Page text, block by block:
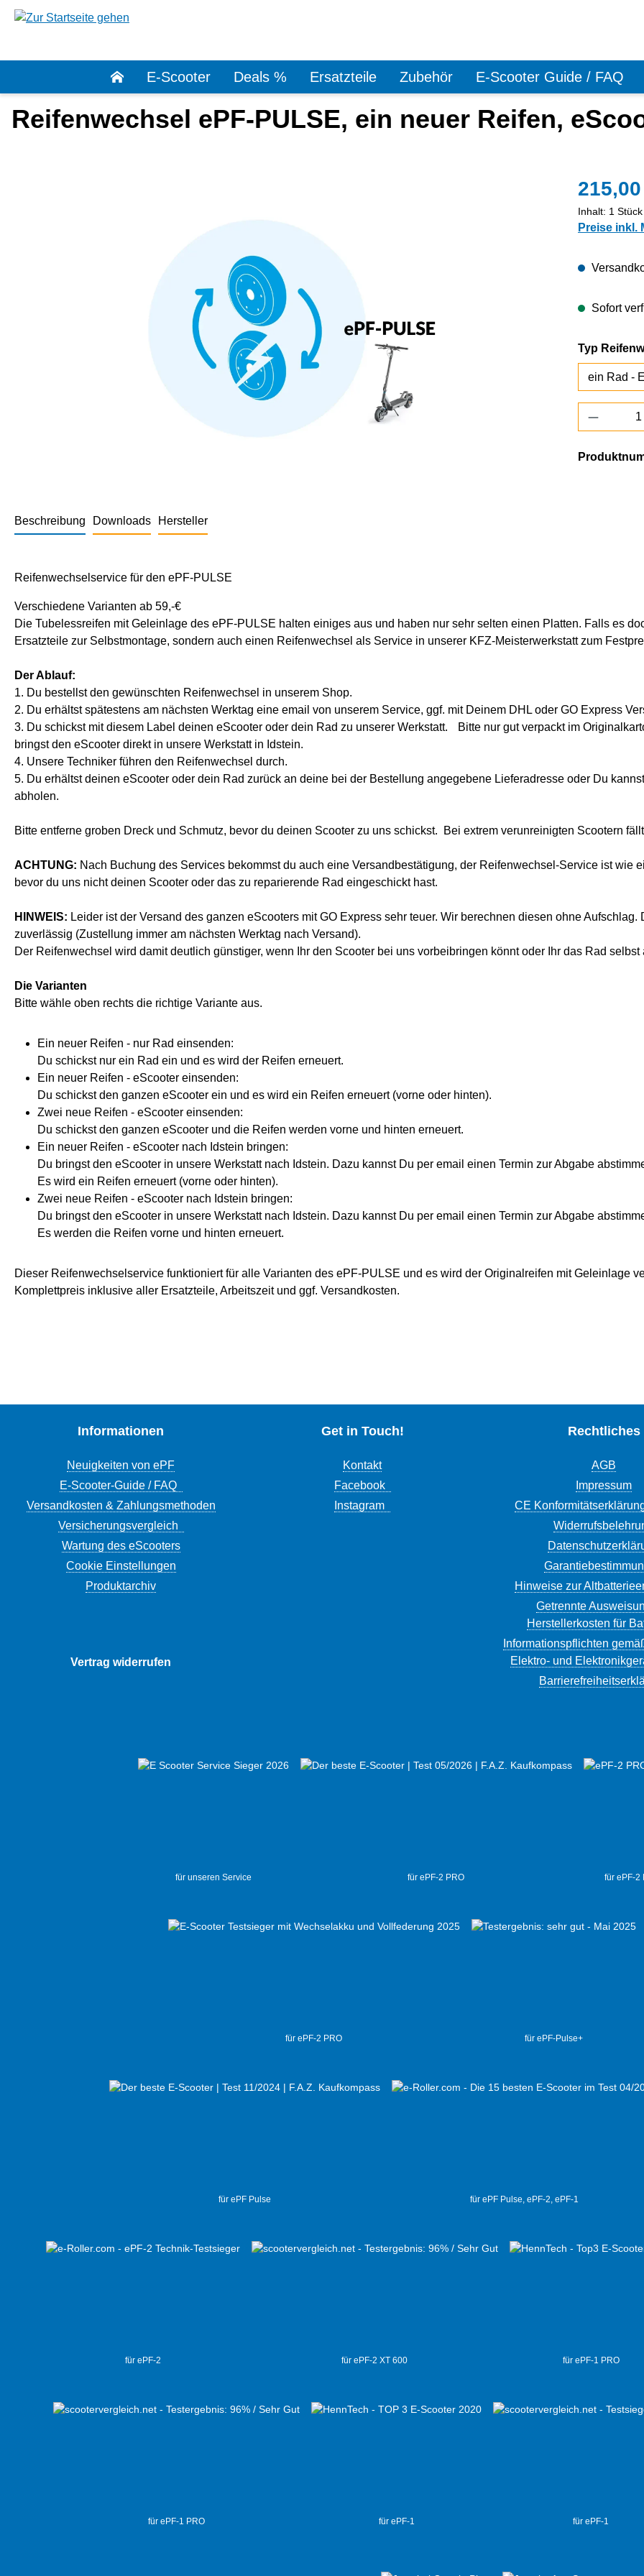
Zur Hauptnavigation springen
E-Scooter Deals % Ersatzteile Zubehör E-Scooter Guide / FAQ
Reifenwechsel ePF-PULSE, ein neuer Reifen,
Inhalt: 1 Stück
Preise inkl.
Sofort
Typ
Beschreibung Downloads Hersteller
Reifenwechselservice für den ePF-PULSE
Verschiedene Varianten ab 59,-€
Die Tubelessreifen mit Geleinlage des ePF-PULSE halten einiges aus und haben nur sehr selten einen Platten. Falls es
Ersatzteile zur Selbstmontage, sondern auch einen Reifenwechsel als Service in unserer KFZ-Meisterwerkstatt zum
Der Ablauf:
1. Du bestellst den gewünschten Reifenwechsel in unserem Shop.
2. Du erhältst spätestens am nächsten Werktag eine email von unserem Service, ggf. mit Deinem DHL oder GO Express
3. Du schickst mit diesem Label deinen eScooter oder dein Rad zu unserer Werkstatt. Bitte nur gut verpackt im
bringst den eScooter direkt in unsere Werkstatt in Idstein.
4. Unsere Techniker führen den Reifenwechsel durch.
5. Du erhältst deinen eScooter oder dein Rad zurück an deine bei der Bestellung angegebene Lieferadresse oder Du
abholen.
Bitte entferne groben Dreck und Schmutz, bevor du deinen Scooter zu uns schickst. Bei extrem verunreinigten Scootern
ACHTUNG: Nach Buchung des Services bekommst du auch eine Versandbestätigung, der Reifenwechsel-Service ist wie
bevor du uns nicht deinen Scooter oder das zu reparierende Rad eingeschickt hast.
HINWEIS: Leider ist der Versand des ganzen eScooters mit GO Express sehr teuer. Wir berechnen diesen ohne
zuverlässig (Zustellung immer am nächsten Werktag nach Versand).
Der Reifenwechsel wird damit deutlich günstiger, wenn Ihr den Scooter bei uns vorbeibringen könnt oder Ihr das Rad
Die Varianten
Bitte wähle oben rechts die richtige Variante aus.
Ein neuer Reifen - nur Rad einsenden:
Du schickst nur ein Rad ein und es wird der Reifen erneuert.
Ein neuer Reifen - eScooter einsenden:
Du schickst den ganzen eScooter ein und es wird ein Reifen erneuert (vorne oder hinten).
Zwei neue Reifen - eScooter einsenden:
Du schickst den ganzen eScooter und die Reifen werden vorne und hinten erneuert.
Ein neuer Reifen - eScooter nach Idstein bringen:
Du bringst den eScooter in unsere Werkstatt nach Idstein. Dazu kannst Du per email einen Termin zur Abgabe
Es wird ein Reifen erneuert (vorne oder hinten).
Zwei neue Reifen - eScooter nach Idstein bringen:
Du bringst den eScooter in unsere Werkstatt nach Idstein. Dazu kannst Du per email einen Termin zur Abgabe
Es werden die Reifen vorne und hinten erneuert.
Dieser Reifenwechselservice funktioniert für alle Varianten des ePF-PULSE und es wird der Originalreifen mit Geleinlage
Komplettpreis inklusive aller Ersatzteile, Arbeitszeit und ggf. Versandkosten.
Informationen
Neuigkeiten von ePF
E-Scooter-Guide / FAQ
Versandkosten & Zahlungsmethoden
Versicherungsvergleich
Wartung des eScooters
Cookie Einstellungen
Produktarchiv
Vertrag widerrufen
Get in Touch!
Kontakt
Facebook
Instagram
Rechtliches
AGB
Impressum
CE
Hinweise zur
Getrennte
Herstellerkosten für
Informationspflichten
Elektro- und
für unseren Service für ePF-2 PRO für ePF-2
für ePF-2 PRO für ePF-Pulse+
für ePF Pulse für ePF Pulse, ePF-2, ePF-1
für ePF-2 für ePF-2 XT 600 für ePF-1 PRO
für ePF-1 PRO für ePF-1 für ePF-1